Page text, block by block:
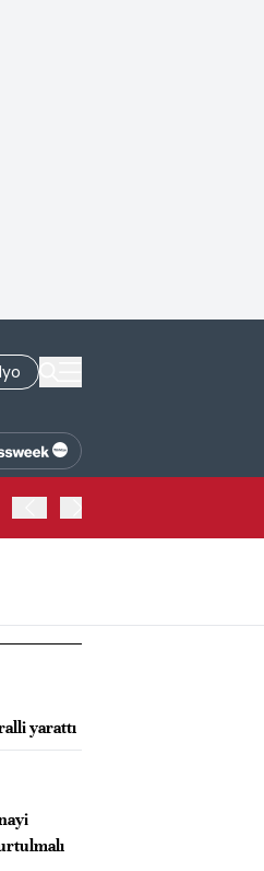
yarattı